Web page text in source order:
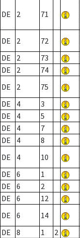
DE 2 71
DE 2 72
DE
2 73
DE
2 74
DE
2 75
DE
4 3
DE
4 5
DE
4 7
DE
4 8
DE
4 10
DE
6 1
DE
6 2
DE
6 12
DE
6 14
DE
8 1 2